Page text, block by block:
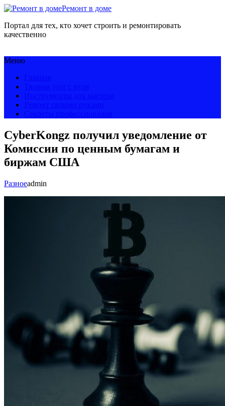
Ремонт в доме
Портал для тех, кто хочет строить и ремонтировать
качественно
Меню
CyberKongz получил уведомление от
Комиссии по ценным бумагам и
биржам США
Разноеadmin